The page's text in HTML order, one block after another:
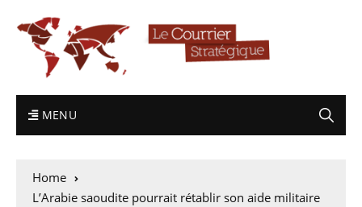
MENU
Home
L’Arabie saoudite pourrait rétablir son aide militaire